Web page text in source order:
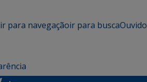
ir para navegaçãoir para busca